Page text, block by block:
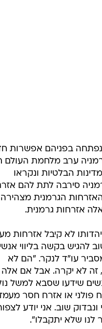
נפתחה בפניהם אפשרות
ערב מלחמת העולם
הבלטיות ונקראו
סירבה לתת להם
הגרמנית מצהירה
אזרחות גרמנית.
לא קיבל אזרחות
להגיש בקשה בליווי אנשי
עו"ד לנקר. "הם לא
זה לא יקרה. אבל אם אלה
שידעו שסבא למשל
פולני או אזרח חסר
שוב. אני יודע